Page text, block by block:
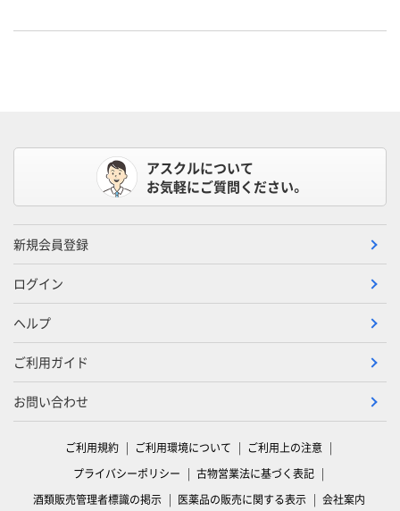
アスクルについて
お気軽にご質問ください。
新規会員登録
ログイン
ヘルプ
ご利用ガイド
お問い合わせ
ご利用規約 ご利用環境について
ご利用上の注意
プライバシーポリシー
古物営業法に基づく表記
酒類販売管理者標識の掲示
医薬品の販売に関する表示 会社案内